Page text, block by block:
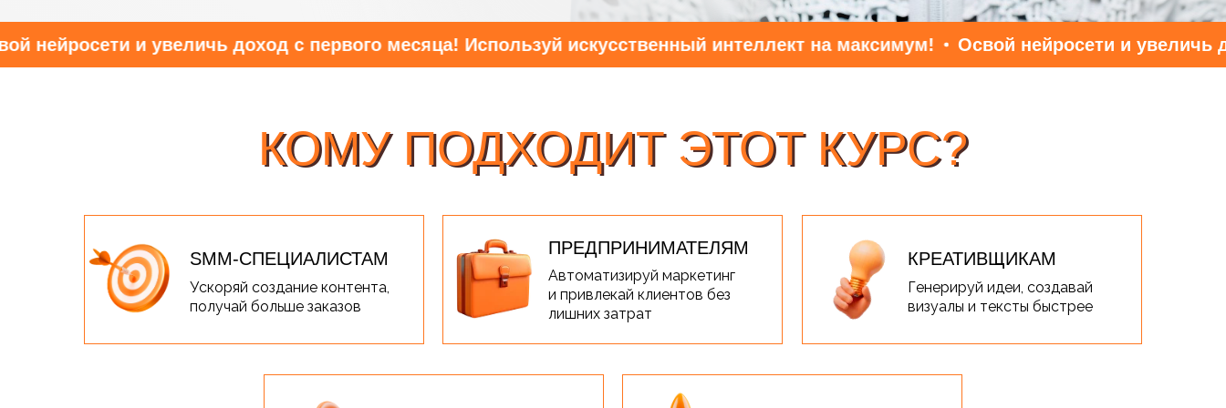
и увеличь доход с первого месяца! Используй искусственный интеллект на максимум! Освой нейросети и увеличь доход
КРЕАТИВЩИКАМ
Генерируй идеи, создавай
визуалы и тексты быстрее
ПРЕДПРИНИМАТЕЛЯМ
Автоматизируй маркетинг
и привлекай клиентов без
лишних затрат
SMM-СПЕЦИАЛИСТАМ
Ускоряй создание контента,
получай больше заказов
КОМУ ПОДХОДИТ ЭТОТ КУРС?
КОМУ ПОДХОДИТ ЭТОТ КУРС?